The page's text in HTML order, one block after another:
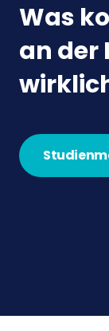
Was
an der